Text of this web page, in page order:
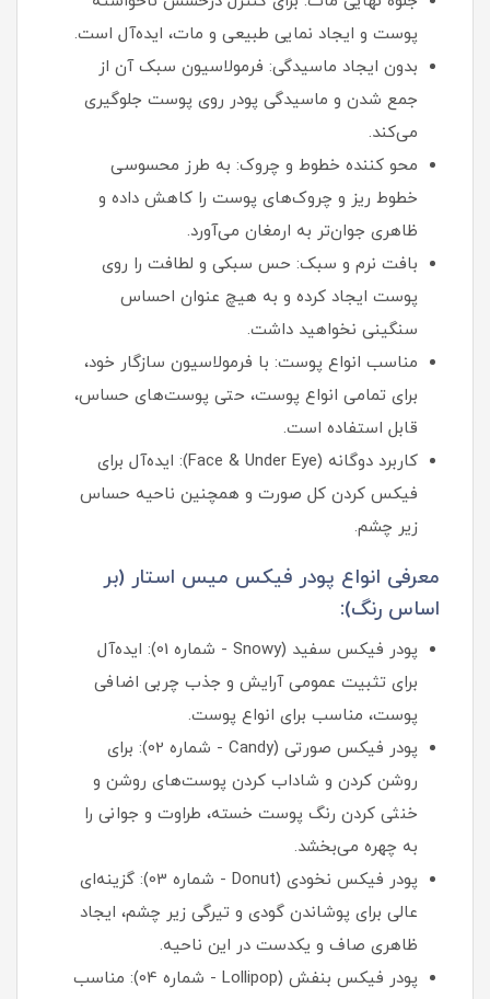
پوست و ایجاد نمایی طبیعی و مات، ایده‌آل است.
بدون ایجاد ماسیدگی: فرمولاسیون سبک آن از
جمع شدن و ماسیدگی پودر روی پوست جلوگیری
می‌کند.
محو کننده خطوط و چروک: به طرز محسوسی
خطوط ریز و چروک‌های پوست را کاهش داده و
ظاهری جوان‌تر به ارمغان می‌آورد.
بافت نرم و سبک: حس سبکی و لطافت را روی
پوست ایجاد کرده و به هیچ عنوان احساس
سنگینی نخواهید داشت.
مناسب انواع پوست: با فرمولاسیون سازگار خود،
برای تمامی انواع پوست، حتی پوست‌های حساس،
قابل استفاده است.
کاربرد دوگانه (Face & Under Eye): ایده‌آل برای
فیکس کردن کل صورت و همچنین ناحیه حساس
زیر چشم.
معرفی انواع پودر فیکس میس استار (بر
اساس رنگ):
پودر فیکس سفید (Snowy - شماره 01): ایده‌آل
برای تثبیت عمومی آرایش و جذب چربی اضافی
پوست، مناسب برای انواع پوست.
پودر فیکس صورتی (Candy - شماره 02): برای
روشن کردن و شاداب کردن پوست‌های روشن و
خنثی کردن رنگ پوست خسته، طراوت و جوانی را
به چهره می‌بخشد.
پودر فیکس نخودی (Donut - شماره 03): گزینه‌ای
عالی برای پوشاندن گودی و تیرگی زیر چشم، ایجاد
ظاهری صاف و یکدست در این ناحیه.
پودر فیکس بنفش (Lollipop - شماره 04): مناسب